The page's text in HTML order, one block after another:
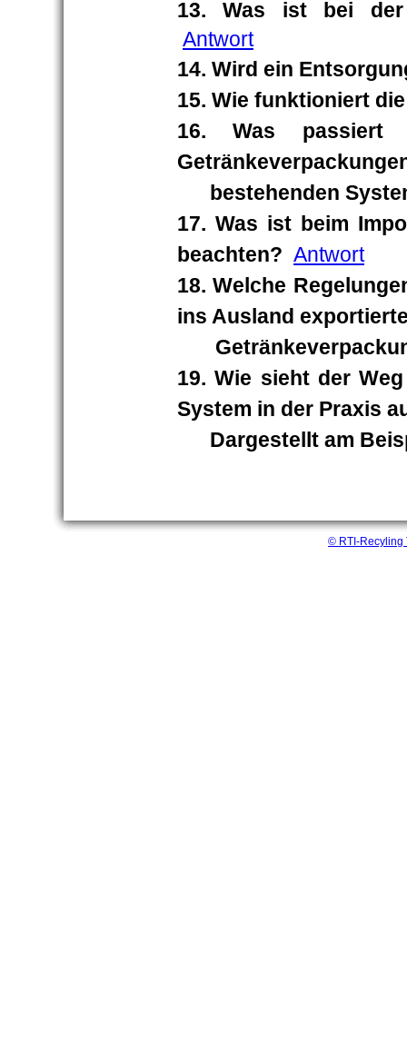
13. Was ist bei der
Antwort
14. Wird ein
15. Wie funktioniert
16. Was passiert
bestehenden
17. Was ist beim
beachten? Antwort
18. Welche
ins Ausland
19. Wie sieht der
System in der Praxis
Dargestellt am
© RTI-Recyling